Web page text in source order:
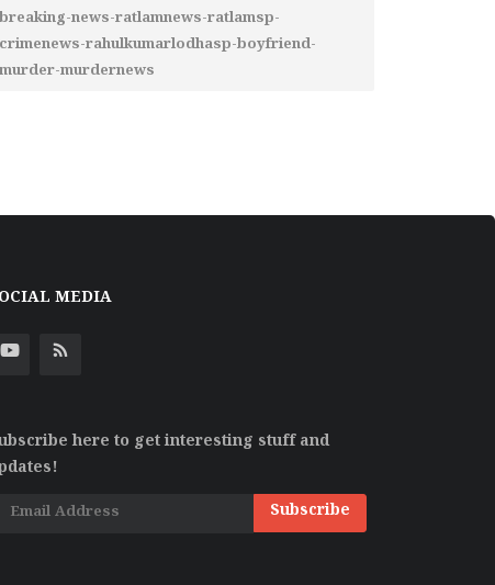
breaking-news-ratlamnews-ratlamsp-
crimenews-rahulkumarlodhasp-boyfriend-
murder-murdernews
MEDIA
here to get interesting stuff and
Subscribe